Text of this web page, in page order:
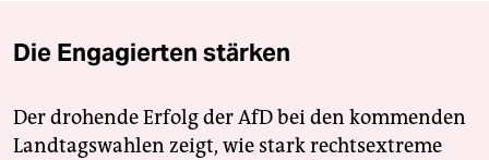
Die Engagierten stärken
Der drohende Erfolg der AfD bei den kommenden
Landtagswahlen zeigt, wie stark rechtsextreme